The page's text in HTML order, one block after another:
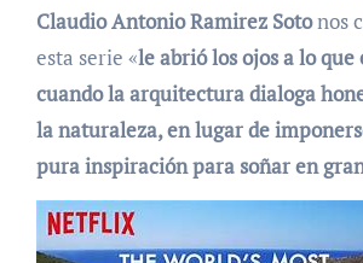
Claudio Antonio Ramirez Sotonos
esta serie «le abrió los ojos a lo que
cuando la arquitectura dialoga
la naturaleza, en lugar de
pura inspiración para soñar en